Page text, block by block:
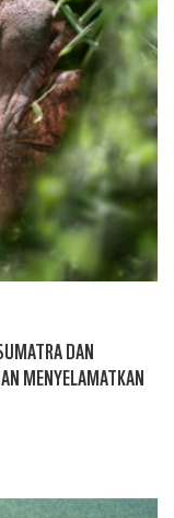
DAN
MENYELAMATKAN